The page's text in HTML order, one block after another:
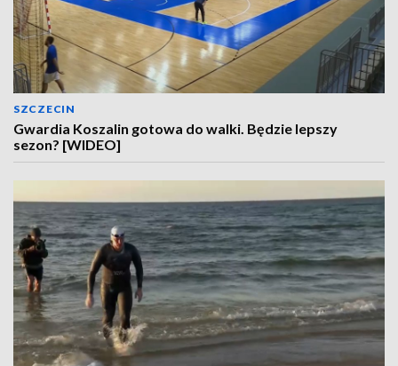
SZCZECIN
Gwardia Koszalin gotowa do walki. Będzie lepszy
sezon? [WIDEO]